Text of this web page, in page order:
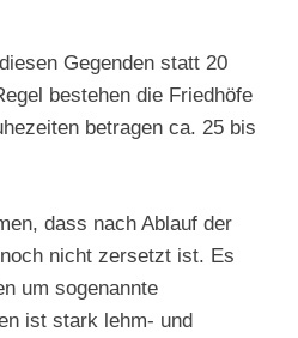
Gegenden statt 20
bestehen die Friedhöfe
betragen ca. 25 bis
dass nach Ablauf der
nicht zersetzt ist. Es
um sogenannte
ist stark lehm- und